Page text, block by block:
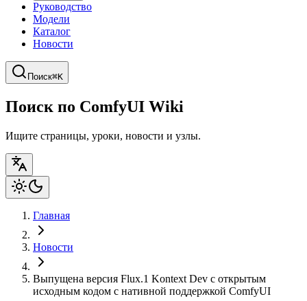
Руководство
Модели
Каталог
Новости
Поиск⌘K
Поиск по ComfyUI Wiki
Ищите страницы, уроки, новости и узлы.
Главная
Новости
Выпущена версия Flux.1 Kontext Dev с открытым
исходным кодом с нативной поддержкой ComfyUI